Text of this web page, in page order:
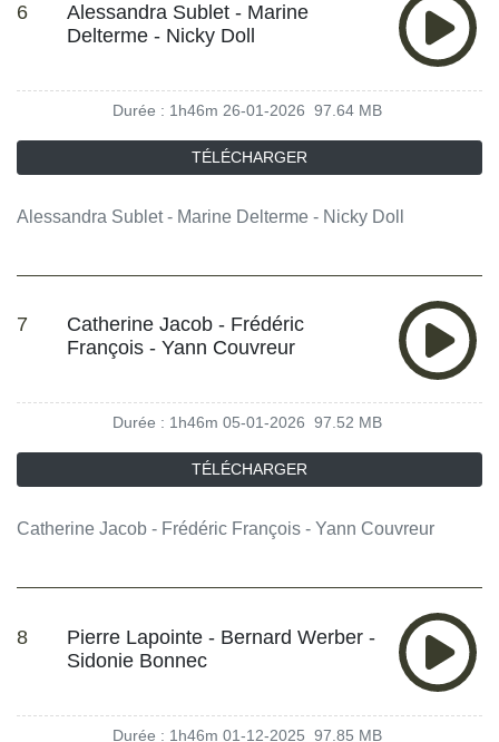
6
Alessandra Sublet - Marine
Delterme - Nicky Doll
Durée : 1h46m 26-01-2026 97.64 MB
TÉLÉCHARGER
Alessandra Sublet - Marine Delterme - Nicky Doll
7
Catherine Jacob - Frédéric
François - Yann Couvreur
Durée : 1h46m 05-01-2026 97.52 MB
TÉLÉCHARGER
Catherine Jacob - Frédéric François - Yann Couvreur
8
Pierre Lapointe - Bernard Werber -
Sidonie Bonnec
Durée : 1h46m 01-12-2025 97.85 MB